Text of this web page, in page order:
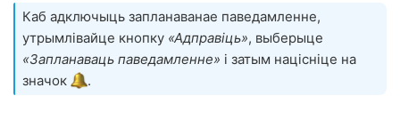
Каб адключыць запланаванае паведамленне,
утрымлівайце кнопку «Адправіць», выберыце
«Запланаваць паведамленне» і затым націсніце на
значок
.